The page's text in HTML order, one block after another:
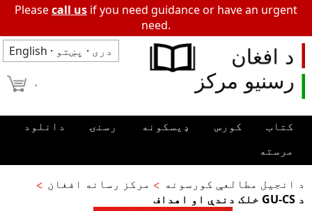
Pleasecall us if you need guidance or have an urgent
need.
English · دری · پښتو
۰
کتاب کورس ډیسکونه رسنۍ
دانلود
مرسته
مرکز رسانه افغان
د انجیل مطالعې کورسونه
د GU-CS خلک دندې او اهداف